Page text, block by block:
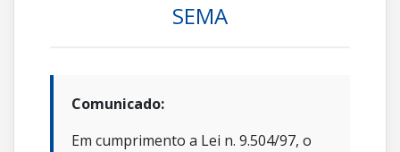
SEMA
Comunicado:
Em cumprimento a Lei n. 9.504/97, o